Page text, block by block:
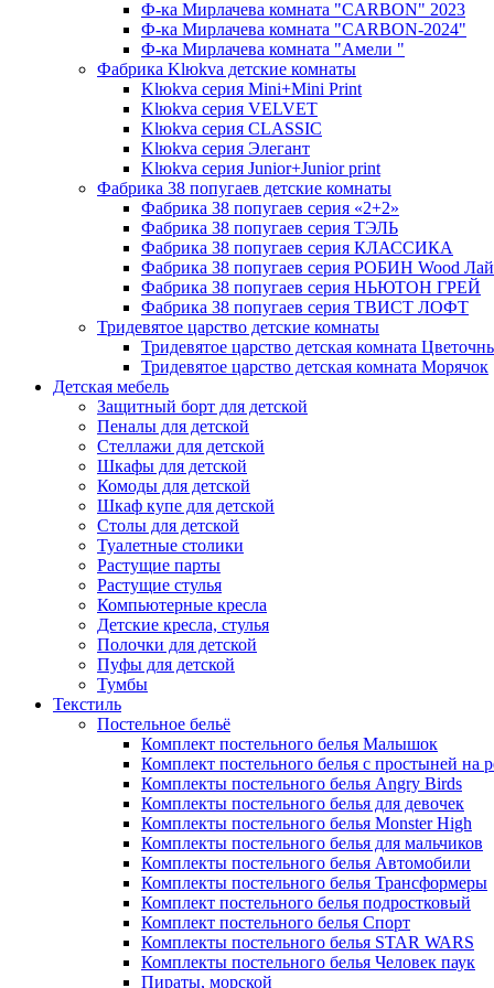
Ф-ка Мирлачева комната "CARBON" 2023
Ф-ка Мирлачева комната "CARBON-2024"
Ф-ка Мирлачева комната "Амели "
Фабрика Klюkva детские комнаты
Klюkva серия Mini+Mini Print
Klюkva серия VELVET
Klюkva серия CLASSIC
Klюkva серия Элегант
Klюkva серия Junior+Junior print
Фабрика 38 попугаев детские комнаты
Фабрика 38 попугаев серия «2+2»
Фабрика 38 попугаев серия ТЭЛЬ
Фабрика 38 попугаев серия КЛАССИКА
Фабрика 38 попугаев серия РОБИН Wood
Фабрика 38 попугаев серия НЬЮТОН ГРЕЙ
Фабрика 38 попугаев серия ТВИСТ ЛОФТ
Тридевятое царство детские комнаты
Тридевятое царство детская комната
Тридевятое царство детская комната Морячок
Детская мебель
Защитный борт для детской
Пеналы для детской
Стеллажи для детской
Шкафы для детской
Комоды для детской
Шкаф купе для детской
Столы для детской
Туалетные столики
Растущие парты
Растущие стулья
Компьютерные кресла
Детские кресла, стулья
Полочки для детской
Пуфы для детской
Тумбы
Текстиль
Постельное бельё
Комплект постельного белья Малышок
Комплект постельного белья с простыней на
Комплекты постельного белья Angry Birds
Комплекты постельного белья для девочек
Комплекты постельного белья Monster High
Комплекты постельного белья для мальчиков
Комплекты постельного белья Автомобили
Комплекты постельного белья Трансформеры
Комплект постельного белья подростковый
Комплект постельного белья Спорт
Комплекты постельного белья STAR WARS
Комплекты постельного белья Человек паук
Пираты, морской